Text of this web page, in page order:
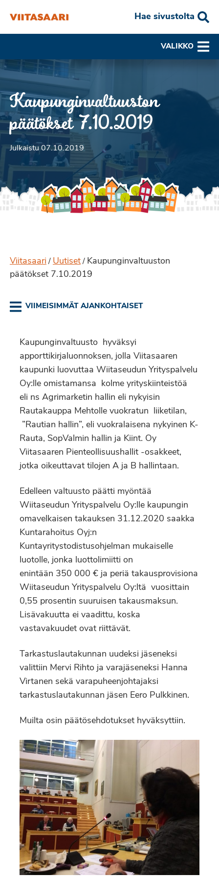
Hae sivustolta
VALIKKO
Kaupunginvaltuuston
päätökset 7.10.2019
Julkaistu 07.10.2019
Viitasaari / Uutiset / Kaupunginvaltuuston
päätökset 7.10.2019
VIIMEISIMMÄT AJANKOHTAISET
Kaupunginvaltuusto hyväksyi
apporttikirjaluonnoksen, jolla Viitasaaren
kaupunki luovuttaa Wiitaseudun Yrityspalvelu
Oy:lle omistamansa kolme yrityskiinteistöä
eli ns Agrimarketin hallin eli nykyisin
Rautakauppa Mehtolle vuokratun liiketilan,
”Rautian hallin”, eli vuokralaisena nykyinen K-
Rauta, SopValmin hallin ja Kiint. Oy
Viitasaaren Pienteollisuushallit -osakkeet,
jotka oikeuttavat tilojen A ja B hallintaan.
Edelleen valtuusto päätti myöntää
Wiitaseudun Yrityspalvelu Oy:lle kaupungin
omavelkaisen takauksen 31.12.2020 saakka
Kuntarahoitus Oyj:n
Kuntayritystodistusohjelman mukaiselle
luotolle, jonka luottolimiitti on
enintään 350 000 € ja periä takausprovisiona
Wiitaseudun Yrityspalvelu Oy:ltä vuosittain
0,55 prosentin suuruisen takausmaksun.
Lisävakuutta ei vaadittu, koska
vastavakuudet ovat riittävät.
Tarkastuslautakunnan uudeksi jäseneksi
valittiin Mervi Rihto ja varajäseneksi Hanna
Virtanen sekä varapuheenjohtajaksi
tarkastuslautakunnan jäsen Eero Pulkkinen.
Muilta osin päätösehdotukset hyväksyttiin.